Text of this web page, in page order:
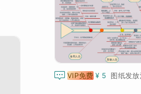
 VIP免费 ¥ 5 图纸发